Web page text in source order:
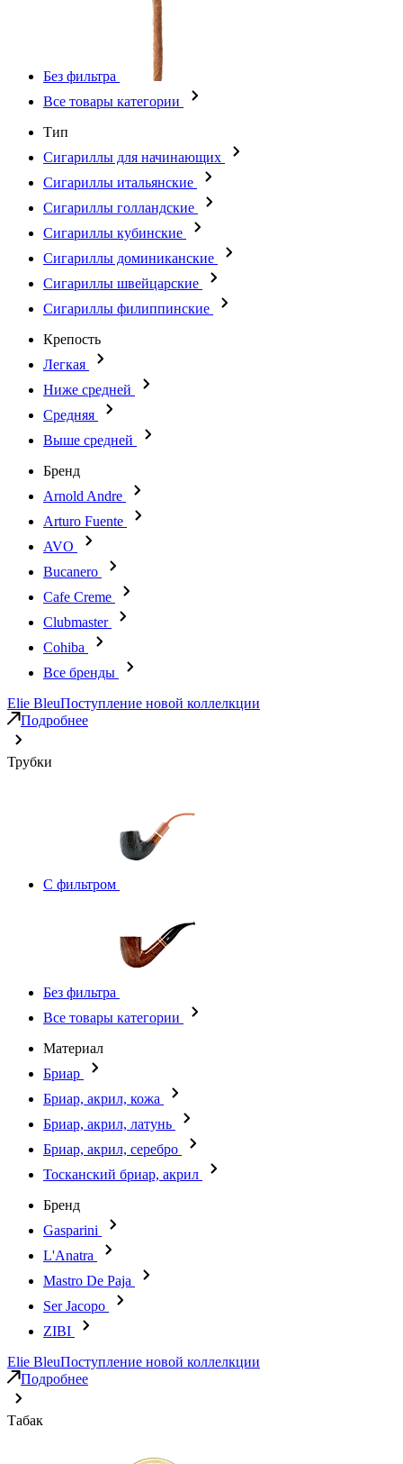
Без фильтра
Все товары категории
Тип
Сигариллы для начинающих
Сигариллы итальянские
Сигариллы голландские
Сигариллы кубинские
Сигариллы доминиканские
Сигариллы швейцарские
Сигариллы филиппинские
Крепость
Легкая
Ниже средней
Средняя
Выше средней
Бренд
Arnold Andre
Arturo Fuente
AVO
Bucanero
Cafe Creme
Clubmaster
Cohiba
Все бренды
Elie BleuПоступление новой коллелкции
Подробнее
Трубки
С фильтром
Без фильтра
Все товары категории
Материал
Бриар
Бриар, акрил, кожа
Бриар, акрил, латунь
Бриар, акрил, серебро
Тосканский бриар, акрил
Бренд
Gasparini
L'Anatra
Mastro De Paja
Ser Jacopo
ZIBI
Elie BleuПоступление новой коллелкции
Подробнее
Табак